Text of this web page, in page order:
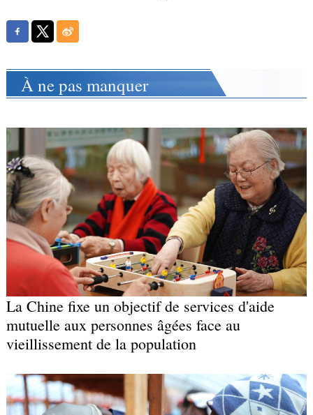
À ne pas manquer
La Chine fixe un objectif de services d'aide
mutuelle aux personnes âgées face au
vieillissement de la population